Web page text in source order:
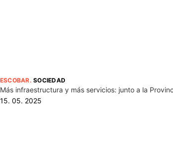
ESCOBAR.SOCIEDAD
Más infraestructura y más servicios: junto a la
15. 05. 2025